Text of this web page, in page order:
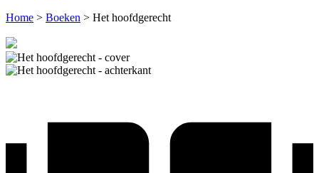
Home > Boeken > Het hoofdgerecht